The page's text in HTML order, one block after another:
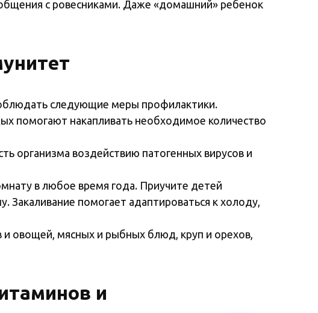
с ровесниками. Даже «домашний» ребенок
следующие меры профилактики.
помогают накапливать необходимое количество
организма воздействию патогенных вирусов и
в любое время года. Приучите детей
помогает адаптироваться к холоду,
овощей, мясных и рыбных блюд, круп и орехов,
и